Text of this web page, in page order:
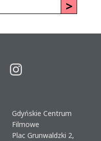
Gdyńskie Centrum
Filmowe
Plac Grunwaldzki 2,